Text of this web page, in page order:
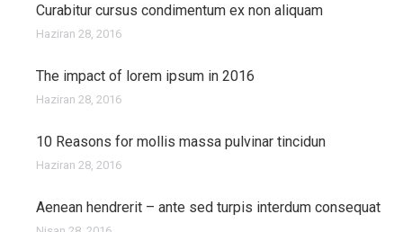
Curabitur cursus condimentum ex non aliquam
Haziran 28, 2016
The impact of lorem ipsum in 2016
Haziran 28, 2016
10 Reasons for mollis massa pulvinar tincidun
Haziran 28, 2016
Aenean hendrerit – ante sed turpis interdum consequat